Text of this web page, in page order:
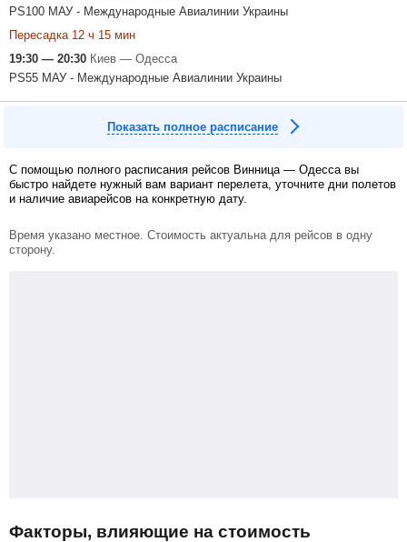
PS100 МАУ - Международные Авиалинии Украины
Пересадка 12 ч 15 мин
19:30 — 20:30 Киев — Одесса
PS55 МАУ - Международные Авиалинии Украины
Показать полное расписание
С помощью полного расписания рейсов Винница — Одесса вы
быстро найдете нужный вам вариант перелета, уточните дни полетов
и наличие авиарейсов на конкретную дату.
Время указано местное. Стоимость актуальна для рейсов в одну
сторону.
Факторы, влияющие на стоимость